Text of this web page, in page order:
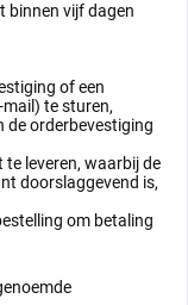
binnen vijf dagen
of een
te sturen,
orderbevestiging
te leveren, waarbij de
doorslaggevend is,
om betaling